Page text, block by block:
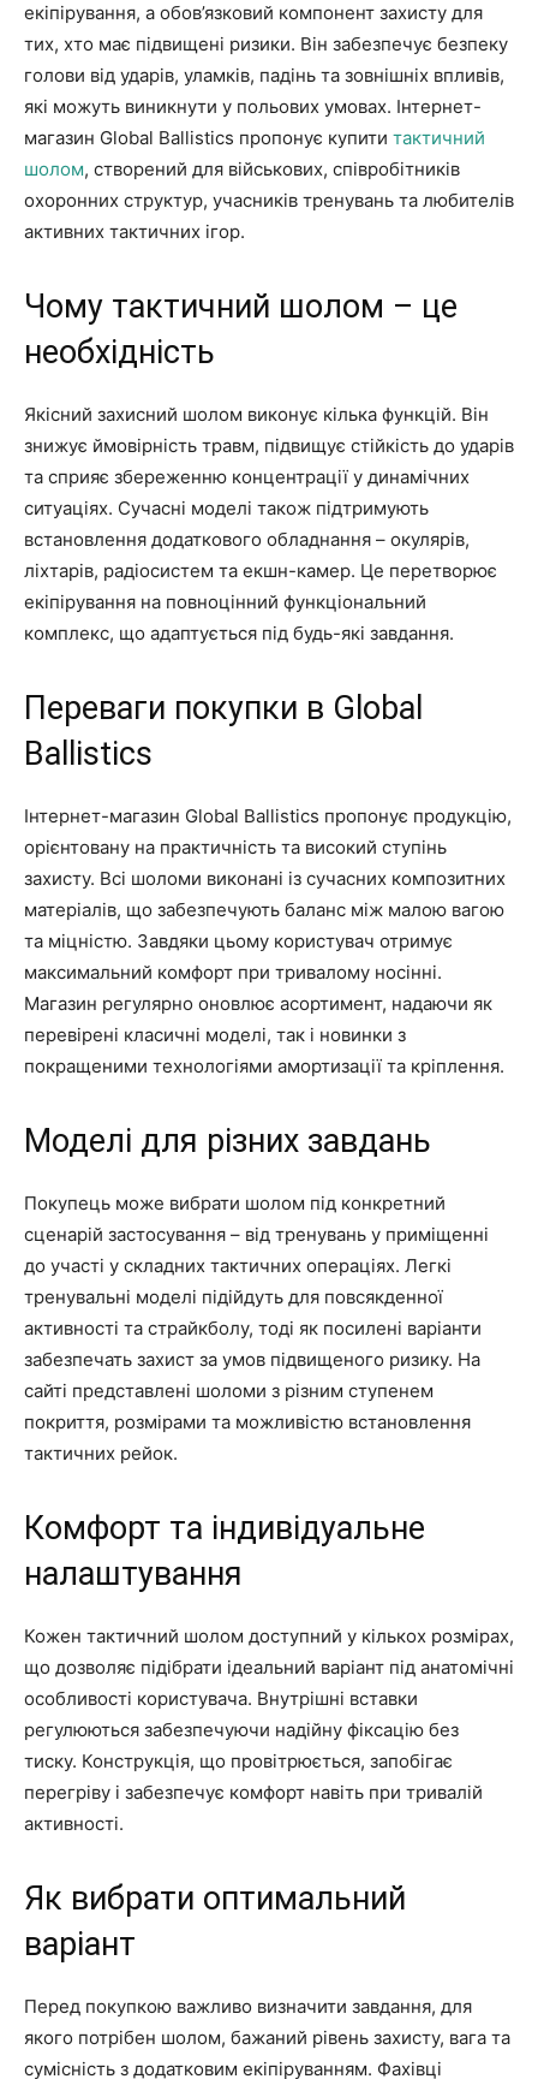
екіпірування, а обов’язковий компонент захисту для
тих, хто має підвищені ризики. Він забезпечує безпеку
голови від ударів, уламків, падінь та зовнішніх впливів,
які можуть виникнути у польових умовах. Інтернет-
магазин Global Ballistics пропонує купити тактичний
шолом, створений для військових, співробітників
охоронних структур, учасників тренувань та любителів
активних тактичних ігор.
Чому тактичний шолом – це
необхідність
Якісний захисний шолом виконує кілька функцій. Він
знижує ймовірність травм, підвищує стійкість до ударів
та сприяє збереженню концентрації у динамічних
ситуаціях. Сучасні моделі також підтримують
встановлення додаткового обладнання – окулярів,
ліхтарів, радіосистем та екшн-камер. Це перетворює
екіпірування на повноцінний функціональний
комплекс, що адаптується під будь-які завдання.
Переваги покупки в Global
Ballistics
Інтернет-магазин Global Ballistics пропонує продукцію,
орієнтовану на практичність та високий ступінь
захисту. Всі шоломи виконані із сучасних композитних
матеріалів, що забезпечують баланс між малою вагою
та міцністю. Завдяки цьому користувач отримує
максимальний комфорт при тривалому носінні.
Магазин регулярно оновлює асортимент, надаючи як
перевірені класичні моделі, так і новинки з
покращеними технологіями амортизації та кріплення.
Моделі для різних завдань
Покупець може вибрати шолом під конкретний
сценарій застосування – від тренувань у приміщенні
до участі у складних тактичних операціях. Легкі
тренувальні моделі підійдуть для повсякденної
активності та страйкболу, тоді як посилені варіанти
забезпечать захист за умов підвищеного ризику. На
сайті представлені шоломи з різним ступенем
покриття, розмірами та можливістю встановлення
тактичних рейок.
Комфорт та індивідуальне
налаштування
Кожен тактичний шолом доступний у кількох розмірах,
що дозволяє підібрати ідеальний варіант під анатомічні
особливості користувача. Внутрішні вставки
регулюються забезпечуючи надійну фіксацію без
тиску. Конструкція, що провітрюється, запобігає
перегріву і забезпечує комфорт навіть при тривалій
активності.
Як вибрати оптимальний
варіант
Перед покупкою важливо визначити завдання, для
якого потрібен шолом, бажаний рівень захисту, вага та
сумісність з додатковим екіпіруванням. Фахівці